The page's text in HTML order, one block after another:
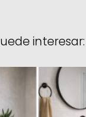
interesar: